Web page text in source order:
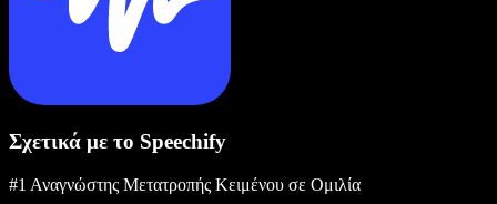
Σχετικά με το Speechify
#1 Αναγνώστης Μετατροπής Κειμένου σε Ομιλία